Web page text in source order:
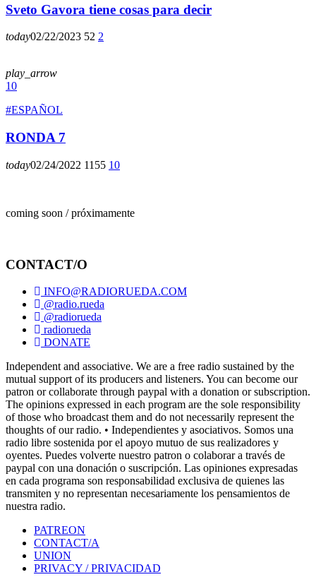
Sveto Gavora tiene cosas para decir
today02/22/2023 52 2
play_arrow
10
#ESPAÑOL
RONDA 7
today02/24/2022 1155 10
coming soon / próximamente
CONTACT/O
INFO@RADIORUEDA.COM
@radio.rueda
@radiorueda
radiorueda
DONATE
Independent and associative. We are a free radio sustained by the
mutual support of its producers and listeners. You can become our
patron or collaborate through paypal with a donation or subscription.
The opinions expressed in each program are the sole responsibility
of those who broadcast them and do not necessarily represent the
thoughts of our radio. • Independientes y asociativos. Somos una
radio libre sostenida por el apoyo mutuo de sus realizadores y
oyentes. Puedes volverte nuestro patron o colaborar a través de
paypal con una donación o suscripción. Las opiniones expresadas
en cada programa son responsabilidad exclusiva de quienes las
transmiten y no representan necesariamente los pensamientos de
nuestra radio.
PATREON
CONTACT/A
UNION
PRIVACY / PRIVACIDAD